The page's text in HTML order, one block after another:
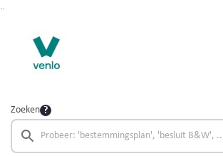
Zoeken